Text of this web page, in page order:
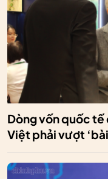
Dòng vốn quốc
Việt phải vượt